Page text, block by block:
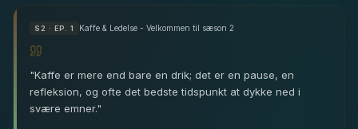
S 2 · EP. 1 Kaffe & Ledelse - Velkommen til sæson 2
"Kaffe er mere end bare en drik; det er en pause, en
refleksion, og ofte det bedste tidspunkt at dykke ned i
svære emner."